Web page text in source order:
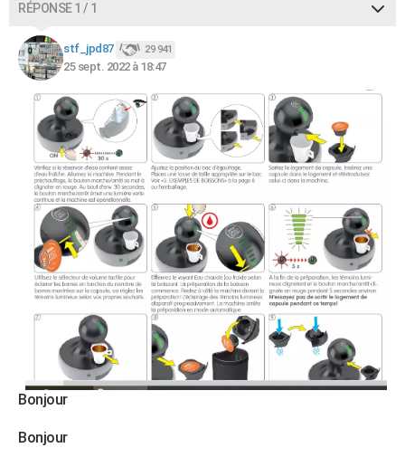
RÉPONSE 1 / 1
stf_jpd87 29 941
25 sept. 2022 à 18:47
Bonjour
Bonjour